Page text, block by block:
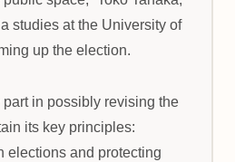
studies at the University of
up the election.
part in possibly revising the
its key principles:
elections and protecting